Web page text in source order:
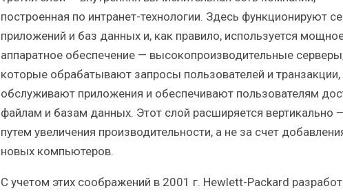
построенная по интранет-технологии. Здесь функционируют
приложений и баз данных и, как правило, используется
аппаратное обеспечение — высокопроизводительные
которые обрабатывают запросы пользователей и транзакции,
обслуживают приложения и обеспечивают пользователям
файлам и базам данных. Этот слой расширяется вертикально
путем увеличения производительности, а не за счет
новых компьютеров.
С учетом этих соображений в 2001 г. Hewlett-Packard